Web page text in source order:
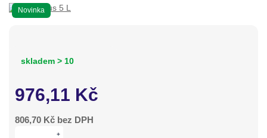
Novinka
skladem > 10
976,11 Kč
806,70 Kč bez DPH
+